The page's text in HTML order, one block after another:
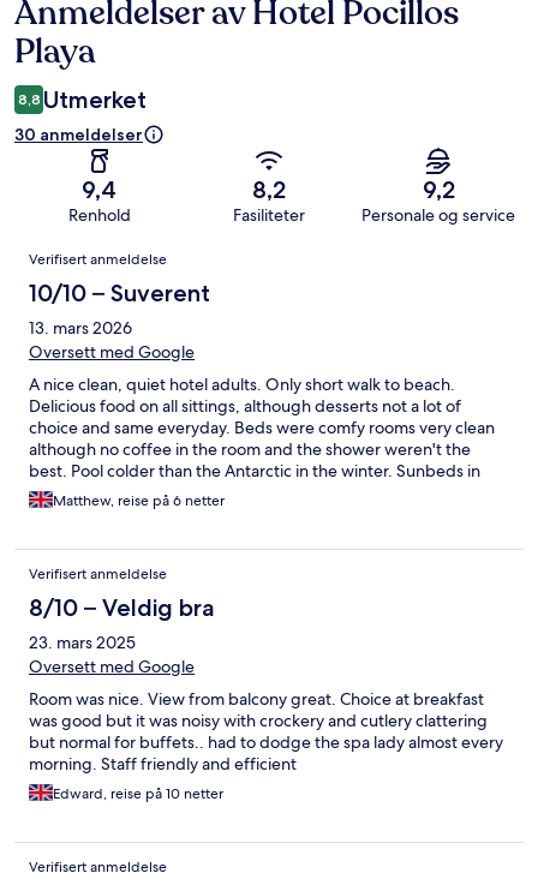
Anmeldelser
Anmeldelser av Hotel Pocillos
Playa
8,8 Utmerket
30 anmeldelser
9,4
Renhold
8,2
Fasiliteter
9,2
Personale og service
Anmeldelser
Verifisert anmeldelse
10/10 – Suverent
13. mars 2026
Oversett med Google
A nice clean, quiet hotel adults. Only short walk to beach.
Delicious food on all sittings, although desserts not a lot of
choice and same everyday. Beds were comfy rooms very clean
although no coffee in the room and the shower weren't the
best. Pool colder than the Antarctic in the winter. Sunbeds in
good location. Plenty of umbrellas available. Entertainment staff
were great and got everybody involved through the day and
only found it on the last day. Lots of drink options available in the
all-inclusive range. Housekeeping visited everyday and did a
great job. Would visit this hotel again
Matthew, reise på 6 netter
Verifisert anmeldelse
8/10 – Veldig bra
23. mars 2025
Oversett med Google
Room was nice. View from balcony great. Choice at breakfast
was good but it was noisy with crockery and cutlery clattering
but normal for buffets.. had to dodge the spa lady almost every
morning. Staff friendly and efficient
Edward, reise på 10 netter
Verifisert anmeldelse